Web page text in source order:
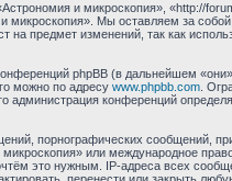
и микроскопия», «http://
Мы оставляем за
предмет изменений, так как
phpBB (в дальнейшем
можно по адресу www.phpbb.com.
администрация конференций
порнографических сообщений,
или международное
это нужным. IP-адреса всех